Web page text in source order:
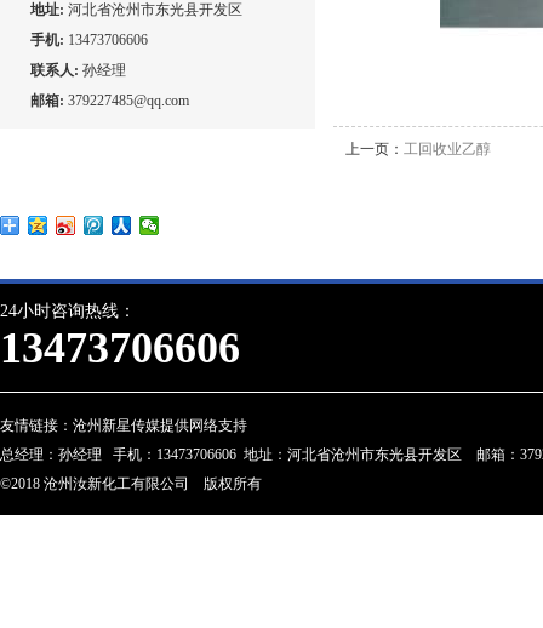
地址: 河北省沧州市东光县开发区
手机: 13473706606
联系人: 孙经理
邮箱: 379227485@qq.com
上一页： 工回收业乙醇
24小时咨询热线：
13473706606
友情链接： 沧州新星传媒提供网络支持
总经理：孙经理 手机：13473706606 地址：河北省沧州市东光县开发区 邮箱：
©2018 沧州汝新化工有限公司 版权所有